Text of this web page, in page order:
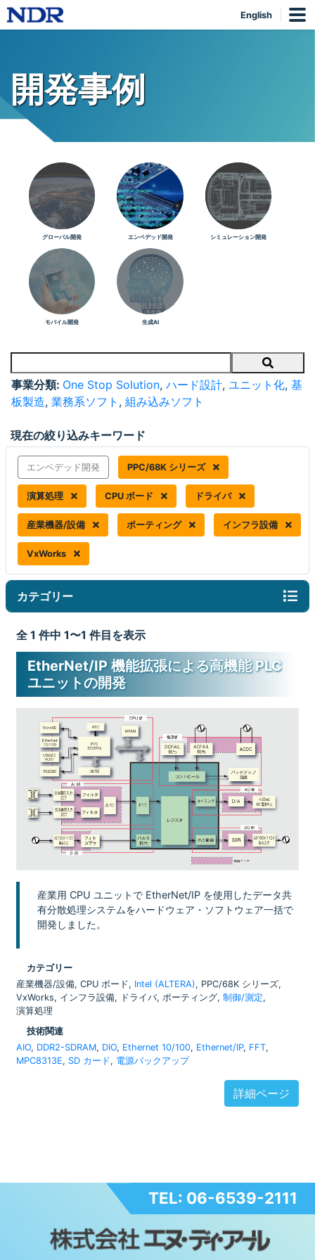
English
開発事例
グローバル開発 エンベデッド開発 シミュレーション開発
モバイル開発 生成AI
Search
事業分類: One Stop Solution, ハード設計, ユニット化, 基
板製造, 業務系ソフト , 組み込みソフト
現在の絞り込みキーワード
エンベデッド開発 PPC/68K シリーズ
演算処理 CPU ボード ドライバ
産業機器/設備 ポーティング インフラ設備
VxWorks
カテゴリー
全 1 件中 1〜1 件目を表示
EtherNet/IP 機能拡張による高機能 PLC
ユニットの開発
産業用 CPU ユニットで EtherNet/IP を使用したデータ共
有分散処理システムをハードウェア・ソフトウェア一括で
開発しました。
カテゴリー
産業機器/設備, CPU ボード, Intel (ALTERA), PPC/68K シリーズ,
VxWorks, インフラ設備, ドライバ, ポーティング, 制御/測定,
演算処理
技術関連
AIO, DDR2-SDRAM, DIO, Ethernet 10/100, Ethernet/IP, FFT,
MPC8313E, SD カード, 電源バックアップ
詳細ページ
TEL: 06-6539-2111